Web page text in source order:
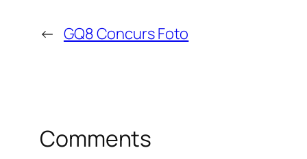
← GQ8 Concurs Foto
Comments